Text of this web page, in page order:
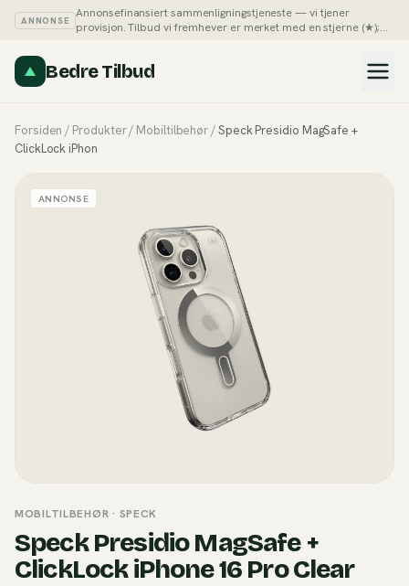
ANNONSE
Annonsefinansiert sammenligningstjeneste — vi tjener
provisjon. Tilbud vi fremhever er merket med en stjerne (★);
Bedre Tilbud
Forsiden / Produkter/ Mobiltilbehør/Speck Presidio MagSafe +
ClickLock iPhon
ANNONSE
MOBILTILBEHØR · SPECK
Speck Presidio MagSafe +
ClickLock iPhone 16 Pro Clear